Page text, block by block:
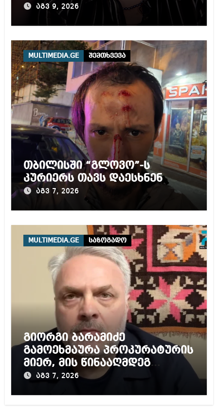
აგვ 9, 2026
MULTIMEDIA.GE შემთხვევა
თბილისში “გლოვო”-ს
კურიერს თავს დაესხნენ
აგვ 7, 2026
MULTIMEDIA.GE საზოგადო
გიორგი ბარამიძე
გამოეხმაურა პროკურატურის
მიერ, მის წინააღმდეგ
დაწყებულ გამოძიებას
აგვ 7, 2026